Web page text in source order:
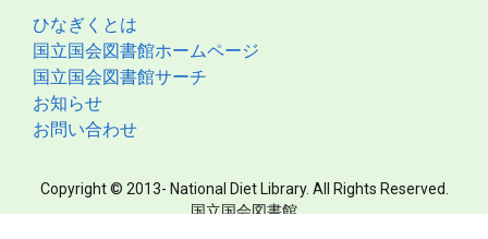
ひなぎくとは
国立国会図書館ホームページ
国立国会図書館サーチ
お知らせ
お問い合わせ
Copyright © 2013- National Diet Library. All Rights Reserved.